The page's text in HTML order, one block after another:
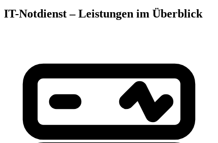
IT-Notdienst – Leistungen im Überblick